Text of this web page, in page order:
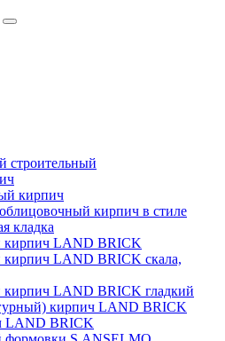
строительный
кирпич в стиле
кладка
кирпич LAND BRICK
LAND BRICK скала,
LAND BRICK гладкий
кирпич LAND BRICK
LAND BRICK